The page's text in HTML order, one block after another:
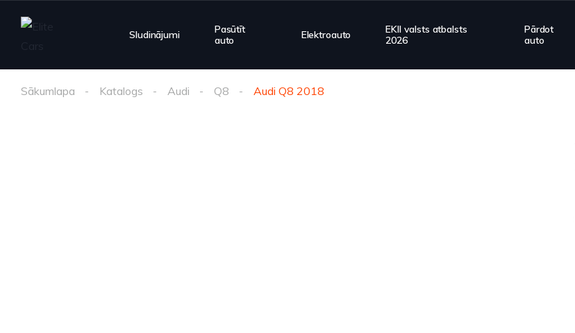
Sludinājumi
Pasūtīt
auto
Elektroauto
EKII valsts atbalsts
2026
Pārdot
auto
Sākumlapa Katalogs Audi Q8 Audi Q8 2018